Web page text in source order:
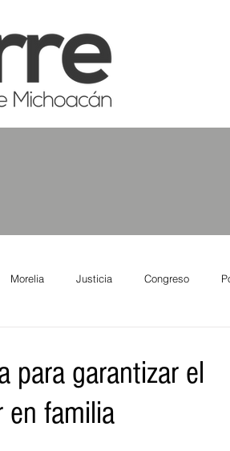
Morelia Justicia Congreso
Mujeres Scop
para garantizar el
en familia